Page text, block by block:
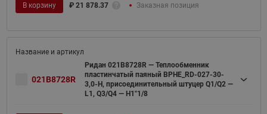
В корзину ₽ 21 878.37 Заказная позиция
021B8728R
Ридан 021B8728R — Теплообменник
пластинчатый паяный BPHE_RD-027-30-
3,0-H, присоединительный штуцер Q1/Q2 —
L1, Q3/Q4 — H1"1/8